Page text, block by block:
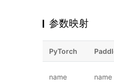
参数映射
PyTorch
name name